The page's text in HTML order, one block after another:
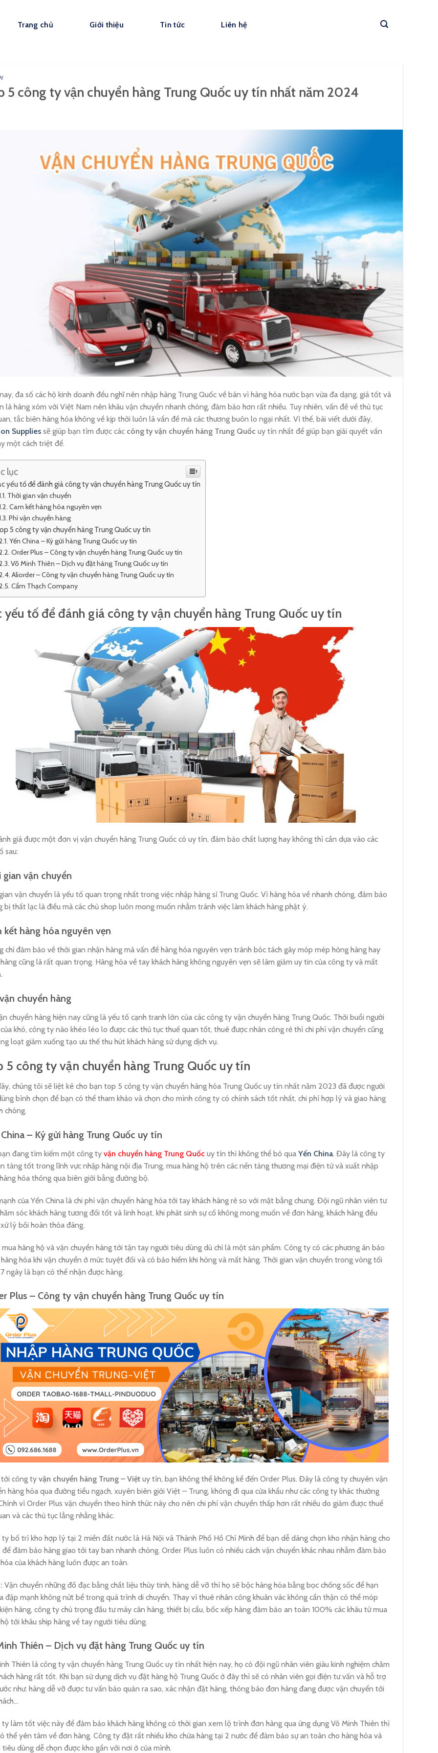
Trang chủ Giới thiệu Tin tức Liên hệ
5 công ty vận chuyển hàng Trung Quốc uy tín nhất năm 2024
đa số các hộ kinh doanh đều nghĩ nên nhập hàng Trung Quốc về bán vì hàng hóa nước bạn vừa đa dạng, giá tốt và
là hàng xóm với Việt Nam nên khâu vận chuyển nhanh chóng, đảm bảo hơn rất nhiều. Tuy nhiên, vấn đề về thủ tục
tắc biên hàng hóa không về kịp thời luôn là vấn đề mà các thương buôn lo ngại nhất. Vì thế, bài viết dưới đây,
Supplies sẽ giúp bạn tìm được các công ty vận chuyển hàng Trung Quốc uy tín nhất để giúp bạn giải quyết vấn
một cách triệt để.
lục
yếu tố để đánh giá công ty vận chuyển hàng Trung Quốc uy tín
Thời gian vận chuyển
Cam kết hàng hóa nguyên vẹn
Phí vận chuyển hàng
5 công ty vận chuyển hàng Trung Quốc uy tín
Yến China – Ký gửi hàng Trung Quốc uy tín
Order Plus – Công ty vận chuyển hàng Trung Quốc uy tín
Võ Minh Thiên – Dịch vụ đặt hàng Trung Quốc uy tín
Aliorder – Công ty vận chuyển hàng Trung Quốc uy tín
Cẩm Thạch Company
yếu tố để đánh giá công ty vận chuyển hàng Trung Quốc uy tín
giá được một đơn vị vận chuyển hàng Trung Quốc có uy tín, đảm bảo chất lượng hay không thì cần dựa vào các
sau:
gian vận chuyển
vận chuyển là yếu tố quan trọng nhất trong việc nhập hàng sỉ Trung Quốc. Vì hàng hóa về nhanh chóng, đảm bảo
bị thất lạc là điều mà các chủ shop luôn mong muốn nhằm tránh việc làm khách hàng phật ý.
kết hàng hóa nguyên vẹn
chỉ đảm bảo về thời gian nhận hàng mà vấn đề hàng hóa nguyên vẹn tránh bóc tách gây móp mép hỏng hàng hay
cũng là rất quan trọng. Hàng hóa về tay khách hàng không nguyên vẹn sẽ làm giảm uy tin của công ty và mất
chuyển hàng
chuyển hàng hiện nay cũng là yếu tố cạnh tranh lớn của các công ty vận chuyển hàng Trung Quốc. Thời buổi người
khó, công ty nào khéo léo lo được các thủ tục thuế quan tốt, thuê được nhân công rẻ thì chi phí vận chuyển cũng
loạt giảm xuống tạo ưu thế thu hút khách hàng sử dụng dịch vụ.
5 công ty vận chuyển hàng Trung Quốc uy tín
chúng tôi sẽ liệt kê cho bạn top 5 công ty vận chuyển hàng hóa Trung Quốc uy tín nhất năm 2023 đã được người
bình chọn để bạn có thể tham khảo và chọn cho mình công ty có chính sách tốt nhất, chi phí hợp lý và giao hàng
chóng.
– Ký gửi hàng Trung Quốc uy tín
đang tìm kiếm một công ty vận chuyển hàng Trung Quốc uy tín thì không thể bỏ qua Yến China. Đây là công ty
tảng tốt trong lĩnh vực nhập hàng nội địa Trung, mua hàng hộ trên các nền tảng thương mại điện tử và xuất nhập
hóa thông qua biên giới bằng đường bộ.
của Yến China là chi phí vận chuyển hàng hóa tới tay khách hàng rẻ so với mặt bằng chung. Đội ngũ nhân viên tư
sóc khách hàng tương đối tốt và linh hoạt, khi phát sinh sự cố không mong muốn về đơn hàng, khách hàng đều
lý bồi hoàn thỏa đáng.
mua hàng hộ và vận chuyển hàng tới tận tay người tiêu dùng dù chỉ là một sản phẩm. Công ty có các phương án bảo
hóa khi vận chuyển ở mức tuyệt đối và có bảo hiểm khi hỏng và mất hàng. Thời gian vận chuyển trong vòng tối
ngày là bạn có thể nhận được hàng.
Plus – Công ty vận chuyển hàng Trung Quốc uy tín
tới công ty vận chuyển hàng Trung – Việt uy tín, bạn không thể không kể đến Order Plus. Đây là công ty chuyên vận
hàng hóa qua đường tiểu ngạch, xuyên biên giới Việt – Trung, không đi qua cửa khẩu như các công ty khác thường
vì Order Plus vận chuyển theo hình thức này cho nên chi phí vận chuyển thấp hơn rất nhiều do giảm được thuế
và các thủ tục lằng nhằng khác.
ty bố trí kho hợp lý tại 2 miền đất nước là Hà Nội và Thành Phố Hồ Chí Minh để bạn dễ dàng chọn kho nhận hàng cho
để đảm bảo hàng giao tới tay ban nhanh chóng. Order Plus luôn có nhiều cách vận chuyển khác nhau nhằm đảm bảo
của khách hàng luôn được an toàn.
Vận chuyển những đồ đạc bằng chất liệu thủy tinh, hàng dễ vỡ thì họ sẽ bộc hàng hóa bằng bọc chống sốc để hạn
đập mạnh không nứt bể trong quá trình di chuyển. Thay vì thuê nhân công khuân vác không cẩn thận có thể móp
hàng, công ty chú trọng đầu tư máy cân hàng, thiết bị cẩu, bốc xếp hàng đảm bảo an toàn 100% các khâu từ mua
tới khâu ship hàng về tay người tiêu dùng.
Thiên – Dịch vụ đặt hàng Trung Quốc uy tín
Thiên là công ty vận chuyển hàng Trung Quốc uy tín nhất hiện nay, họ có đội ngũ nhân viên giàu kinh nghiệm chăm
hàng rất tốt. Khi bạn sử dụng dịch vụ đặt hàng hộ Trung Quốc ở đây thì sẽ có nhân viên gọi điện tư vấn và hỗ trợ
như: hàng dễ vỡ được tư vấn bảo quản ra sao, xác nhận đặt hàng, thông báo đơn hàng đang được vận chuyển tới
ty làm tốt việc này để đảm bảo khách hàng không có thời gian xem lộ trình đơn hàng qua ứng dụng Võ Minh Thiên thì
thể yên tâm về đơn hàng. Công ty đặt rất nhiều kho chứa hàng tại 2 nước để đảm bảo sự an toàn cho hàng hóa và
tiêu dùng dễ chọn được kho gần với nơi ở của mình.